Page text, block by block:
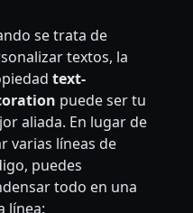
se trata de
textos, la
text-
puede ser tu
aliada. En lugar de
varias líneas de
puedes
todo en una
línea: